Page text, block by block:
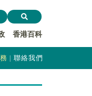
香港百科
聯絡我們